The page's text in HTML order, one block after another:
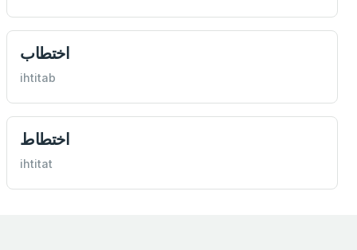
اختطاب
ihtitab
اختطاط
ihtitat